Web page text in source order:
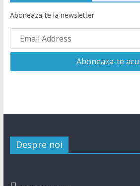
Aboneaza-te la newsletter
Despre noi